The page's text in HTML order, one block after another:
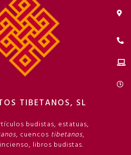
TIBETANOS, SL
budistas, estatuas,
, cuencos tibetanos,
libros budistas.